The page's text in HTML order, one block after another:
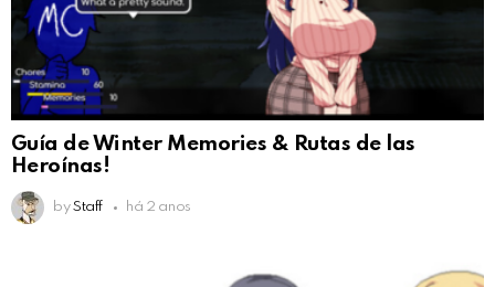
Guía de Winter Memories & Rutas de las
Heroínas!
by Staff há 2 anos